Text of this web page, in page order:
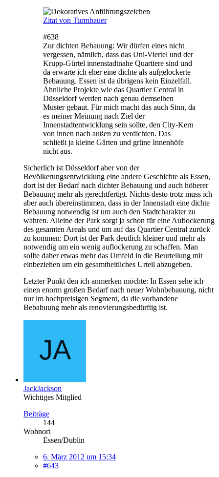
Zitat von Turmbauer
#638
Zur dichten Bebauung: Wir dürfen eines nicht
vergessen, nämlich, dass das Uni-Viertel und der
Krupp-Gürtel innenstadtnahe Quartiere sind und
da erwarte ich eher eine dichte als aufgelockerte
Bebauung. Essen ist da übrigens kein Einzelfall.
Ähnliche Projekte wie das Quartier Central in
Düsseldorf werden nach genau demselben
Muster gebaut. Für mich macht das auch Sinn, da
es meiner Meinung nach Ziel der
Innenstadtentwicklung sein sollte, den City-Kern
von innen nach außen zu verdichten. Das
schließt ja kleine Gärten und grüne Innenhöfe
nicht aus.
Sicherlich ist Düsseldorf aber von der
Bevölkerungsentwicklung eine andere Geschichte als Essen,
dort ist der Bedarf nach dichter Bebauung und auch höherer
Bebauung mehr als gerechtfertigt. Nichts desto trotz muss ich
aber auch übereinstimmen, dass in der Innenstadt eine dichte
Bebauung notwendig ist um auch den Stadtcharakter zu
wahren. Alleine der Park sorgt ja schon für eine Auflockerung
des gesamten Areals und um auf das Quartier Central zurück
zu kommen: Dort ist der Park deutlich kleiner und mehr als
notwendig um ein wenig auflockerung zu schaffen. Man
sollte daher etwas mehr das Umfeld in die Beurteilung mit
einbeziehen um ein gesamtheitliches Urteil abzugeben.
Letzter Punkt den ich anmerken möchte: In Essen sehe ich
einen enorm großen Bedarf nach neuer Wohnbebauung, nicht
nur im hochpreisigen Segment, da die vorhandene
Bebabuung mehr als renovierungsbedürftig ist.
JackJackson
Wichtiges Mitglied
Beiträge
144
Wohnort
Essen/Dublin
6. März 2012 um 15:34
#643